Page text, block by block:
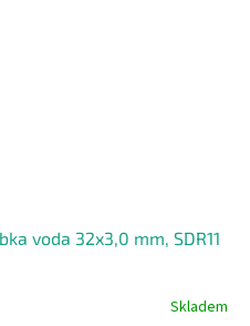
voda 32x3,0 mm, SDR11
Skladem